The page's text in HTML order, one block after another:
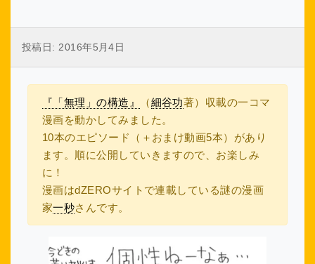
投稿日:2016年5月4日
『「無理」の構造』 （細谷功著）収載の一コマ
漫画を動かしてみました。
10本のエピソード（＋おまけ動画5本）があり
ます。順に公開していきますので、お楽しみ
に！
漫画はdZEROサイトで連載している謎の漫画
家一秒さんです。